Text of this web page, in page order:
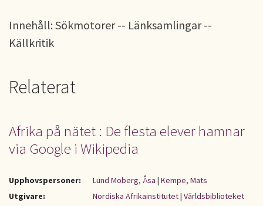
Innehåll: Sökmotorer -- Länksamlingar --
Källkritik
Relaterat
Afrika på nätet : De flesta elever hamnar
via Google i Wikipedia
Upphovspersoner: Lund Moberg, Åsa | Kempe, Mats
Utgivare:
Nordiska Afrikainstitutet| Världsbiblioteket